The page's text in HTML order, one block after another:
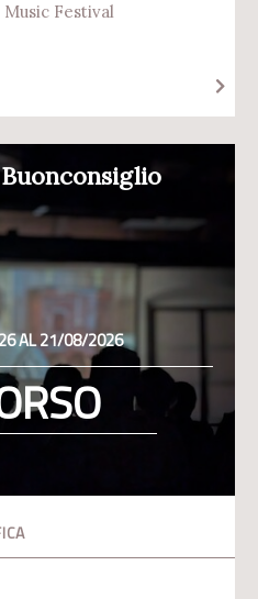
Festival
AL 21/08/2026